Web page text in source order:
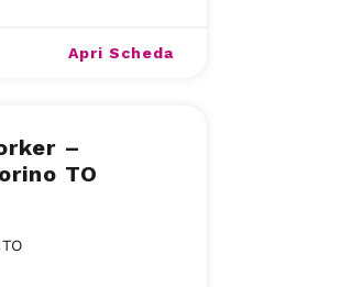
Apri Scheda
–
TO